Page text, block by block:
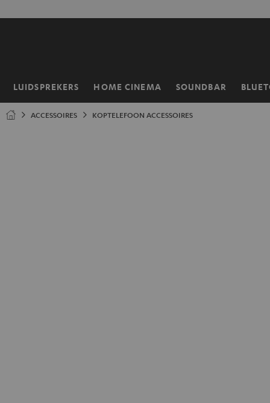
LUIDSPREKERS HOME CINEMA SOUNDBAR
Home
ACCESSOIRES KOPTELEFOON ACCESSOIRES